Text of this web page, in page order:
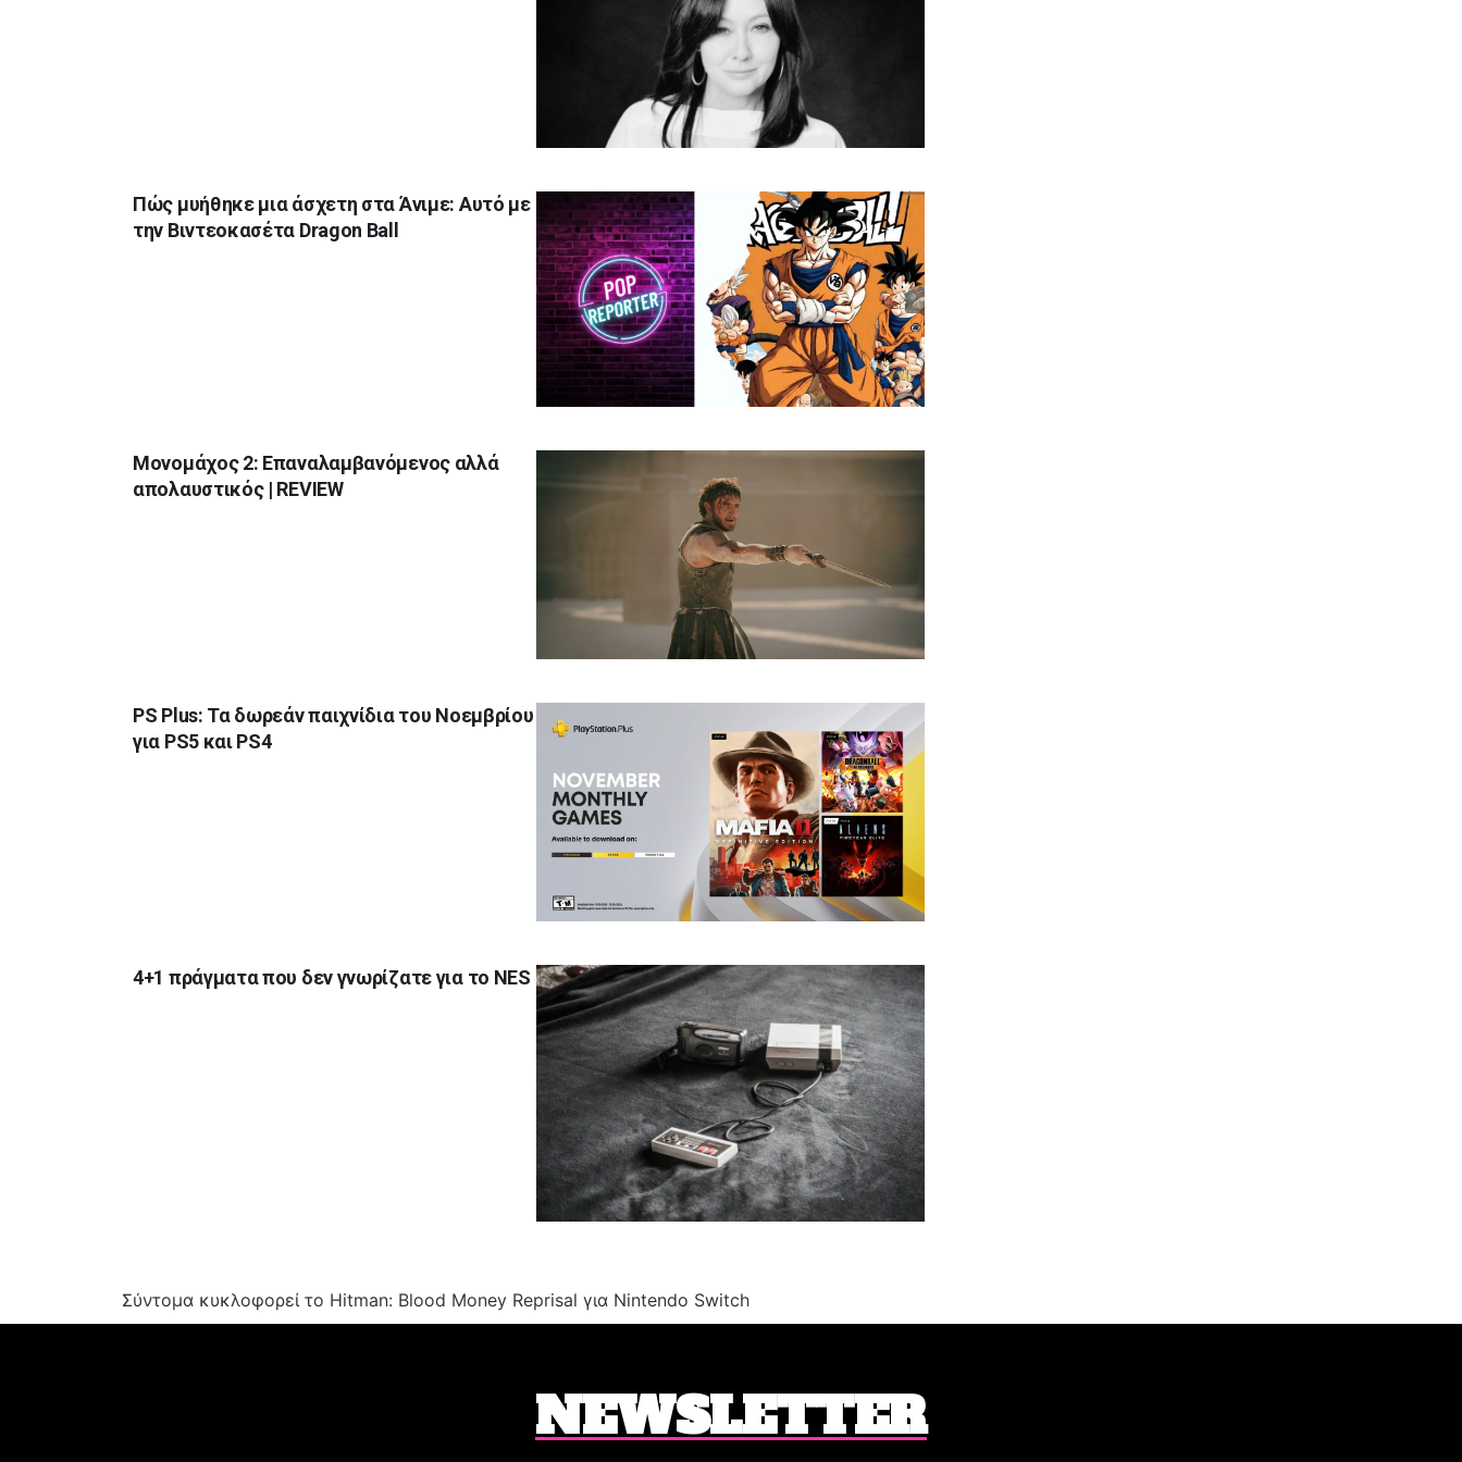
Πώς μυήθηκε μια άσχετη στα Άνιμε: Αυτό με
την Βιντεοκασέτα Dragon Ball
Μονομάχος 2: Επαναλαμβανόμενος αλλά
απολαυστικός | REVIEW
PS Plus: Τα δωρεάν παιχνίδια του Νοεμβρίου
για PS5 και PS4
4+1 πράγματα που δεν γνωρίζατε για το NES
Σύντομα κυκλοφορεί το Hitman: Blood Money Reprisal για Nintendo Switch
NEWSLETTER